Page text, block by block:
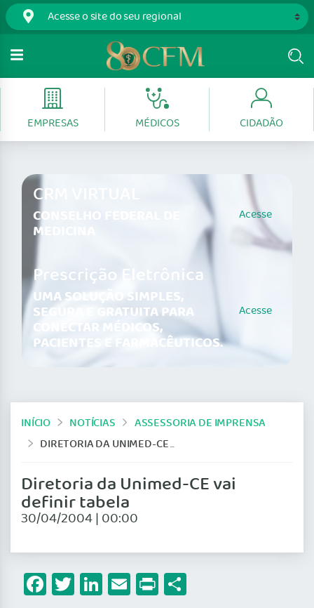
EMPRESAS MÉDICOS CIDADÃO
CRM VIRTUAL
CONSELHO FEDERAL DE
MEDICINA
Acesse
Prescrição Eletrônica
UMA SOLUÇÃO SIMPLES,
SEGURA E GRATUITA PARA
CONECTAR MÉDICOS,
PACIENTES E FARMACÊUTICOS.
Acesse
INÍCIO NOTÍCIAS
ASSESSORIA DE IMPRENSA
DIRETORIA DA UNIMED-CE VAI DEFINIR TABELA
Diretoria da Unimed-CE vai
definir tabela
30/04/2004 | 00:00
Facebook
Twitter
LinkedIn
Email
Print